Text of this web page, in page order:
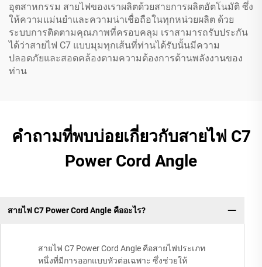
อุตสาหกรรม สายไฟของเราผลิตด้วยสายการผลิตอัตโนมัติ ซึ่ง
ให้ความแม่นยำและความน่าเชื่อถือในทุกหน่วยผลิต ด้วย
ระบบการติดตามคุณภาพที่ครอบคลุม เราสามารถรับประกัน
ได้ว่าสายไฟ C7 แบบมุมทุกเส้นที่ท่านได้รับนั้นมีความ
ปลอดภัยและสอดคล้องตามความต้องการด้านพลังงานของ
ท่าน
คำถามที่พบบ่อยเกี่ยวกับสายไฟ C7
Power Cord Angle
สายไฟ C7 Power Cord Angle คืออะไร?
สายไฟ C7 Power Cord Angle คือสายไฟประเภท
หนึ่งที่มีการออกแบบหัวต่อเฉพาะ ซึ่งช่วยให้